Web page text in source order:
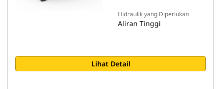
Hidraulik yang Diperlukan
Aliran Tinggi
Lihat Detail